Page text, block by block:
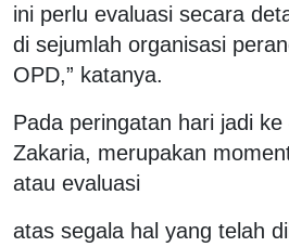
ini perlu evaluasi secara
di sejumlah organisasi
OPD,” katanya.
Pada peringatan hari jadi
Zakaria, merupakan
atau evaluasi
atas segala hal yang telah